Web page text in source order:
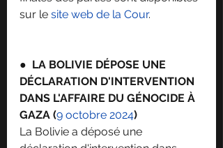
sur le site web de la Cour.
● LA BOLIVIE DÉPOSE UNE
DÉCLARATION D'INTERVENTION
DANS L'AFFAIRE DU GÉNOCIDE À
GAZA (9 octobre 2024)
La Bolivie a déposé une